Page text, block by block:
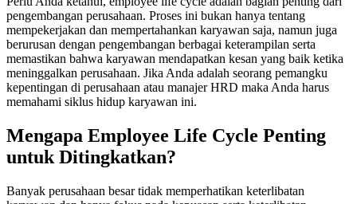
pengembangan perusahaan. Proses ini bukan hanya tentang
mempekerjakan dan mempertahankan karyawan saja, namun juga
berurusan dengan pengembangan berbagai keterampilan serta
memastikan bahwa karyawan mendapatkan kesan yang baik ketika
meninggalkan perusahaan. Jika Anda adalah seorang pemangku
kepentingan di perusahaan atau manajer HRD maka Anda harus
memahami siklus hidup karyawan ini.
Mengapa Employee Life Cycle Penting
untuk Ditingkatkan?
Banyak perusahaan besar tidak memperhatikan keterlibatan